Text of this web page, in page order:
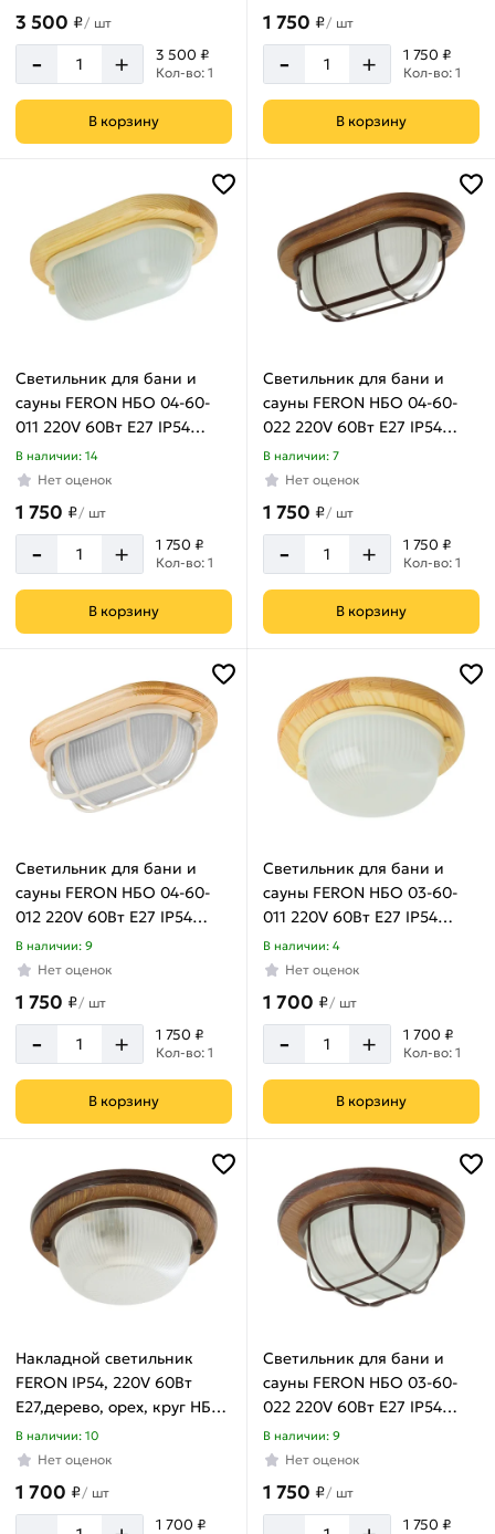
3 500 ₽/ шт
- + 3 500 ₽
Кол-во: 1
В корзину
1 750 ₽/ шт
- + 1 750 ₽
Кол-во: 1
В корзину
Светильник для бани и
сауны FERON НБО 04-60-
011 220V 60Вт Е27 IP54
дерево, клен, овал 11571
В наличии: 14
Нет оценок
1 750 ₽/ шт
- + 1 750 ₽
Кол-во: 1
В корзину
Светильник для бани и
сауны FERON НБО 04-60-
022 220V 60Вт Е27 IP54
дерево, орех, овал, с
решеткой 11576
В наличии: 7
Нет оценок
1 750 ₽/ шт
- + 1 750 ₽
Кол-во: 1
В корзину
Светильник для бани и
сауны FERON НБО 04-60-
012 220V 60Вт Е27 IP54
дерево, клен, овал, с
решеткой 11572
В наличии: 9
Нет оценок
1 750 ₽/ шт
- + 1 750 ₽
Кол-во: 1
В корзину
Светильник для бани и
сауны FERON НБО 03-60-
011 220V 60Вт Е27 IP54
дерево, клен, круг 11569
В наличии: 4
Нет оценок
1 700 ₽/ шт
- + 1 700 ₽
Кол-во: 1
В корзину
Накладной светильник
FERON IP54, 220V 60Вт
Е27,дерево, орех, круг НБО
03-60-021, 11573
В наличии: 10
Нет оценок
1 700 ₽/ шт
1 700 ₽
Светильник для бани и
сауны FERON НБО 03-60-
022 220V 60Вт Е27 IP54
дерево, орех, круг, с
решеткой 11574
В наличии: 9
Нет оценок
1 750 ₽/ шт
1 750 ₽